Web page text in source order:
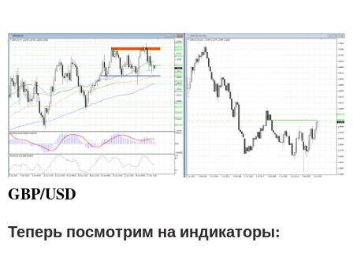
GBP/USD
Теперь посмотрим на индикаторы: